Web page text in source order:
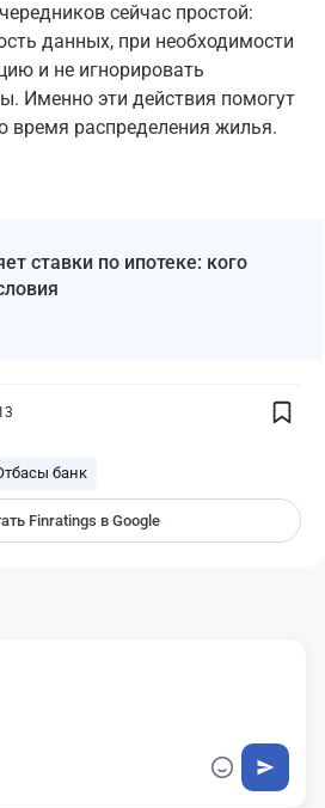
сейчас простой:
данных, при необходимости
и не игнорировать
Именно эти действия помогут
время распределения жилья.
ставки по ипотеке: кого
банк
Finratings в Google
вам